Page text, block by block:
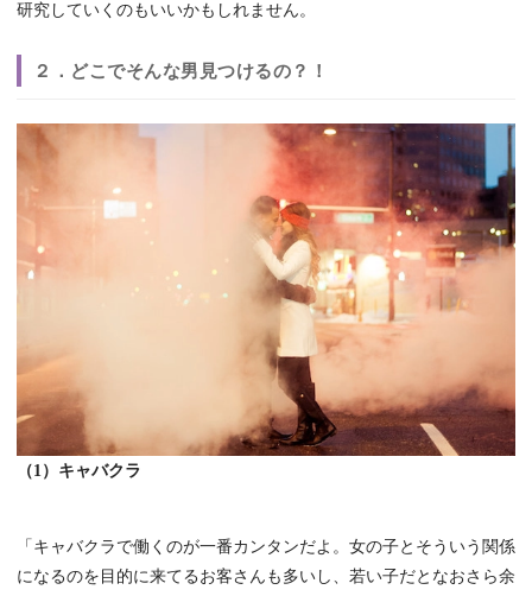
研究していくのもいいかもしれません。
２．どこでそんな男見つけるの？！
（1）キャバクラ
「キャバクラで働くのが一番カンタンだよ。女の子とそういう関係
になるのを目的に来てるお客さんも多いし、若い子だとなおさら余